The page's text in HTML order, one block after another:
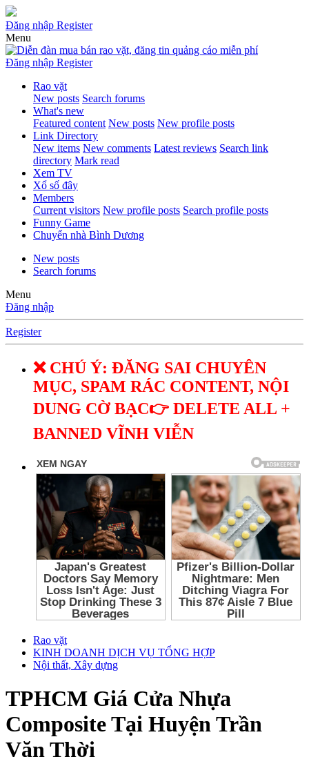
Đăng nhập Register
Menu
Đăng nhập Register
Rao vặt
New posts Search forums
What's new
Featured content New posts New profile posts
Link Directory
New items New comments Latest reviews Search link
directory Mark read
Xem TV
Xổ số đây
Members
Current visitors New profile posts Search profile posts
Funny Game
Chuyển nhà Bình Dương
New posts
Search forums
Menu
Đăng nhập
Register
❌ CHÚ Ý: ĐĂNG SAI CHUYÊN
MỤC, SPAM RÁC CONTENT, NỘI
DUNG CỜ BẠC👉 DELETE ALL +
BANNED VĨNH VIỄN
Rao vặt
KINH DOANH DỊCH VỤ TỔNG HỢP
Nội thất, Xây dựng
TPHCM Giá Cửa Nhựa
Composite Tại Huyện Trần
Văn Thời